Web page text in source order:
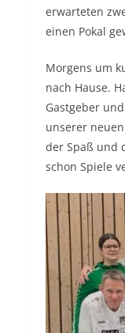
erwarteten
einen Pokal
Morgens um
nach Hause.
Gastgeber
unserer
der Spaß und
schon Spiele